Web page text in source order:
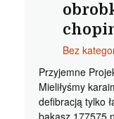
Bez
Przyjemne
Mieliłyśmy
defibracją tylko
bąkasz 177575